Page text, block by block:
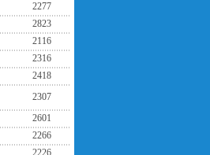
2277
2823
2116
2316
2418
2307
2601
2266
2226